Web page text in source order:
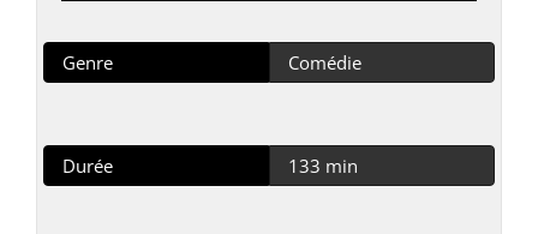
Genre Comédie
Durée 133 min